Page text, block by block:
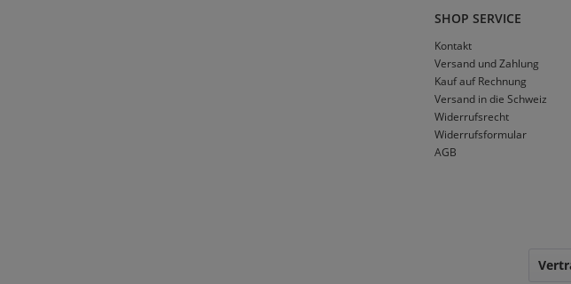
SHOP SERVICE
Kontakt
Versand und Zahlung
Kauf auf Rechnung
Versand in die Schweiz
Widerrufsrecht
Widerrufsformular
AGB